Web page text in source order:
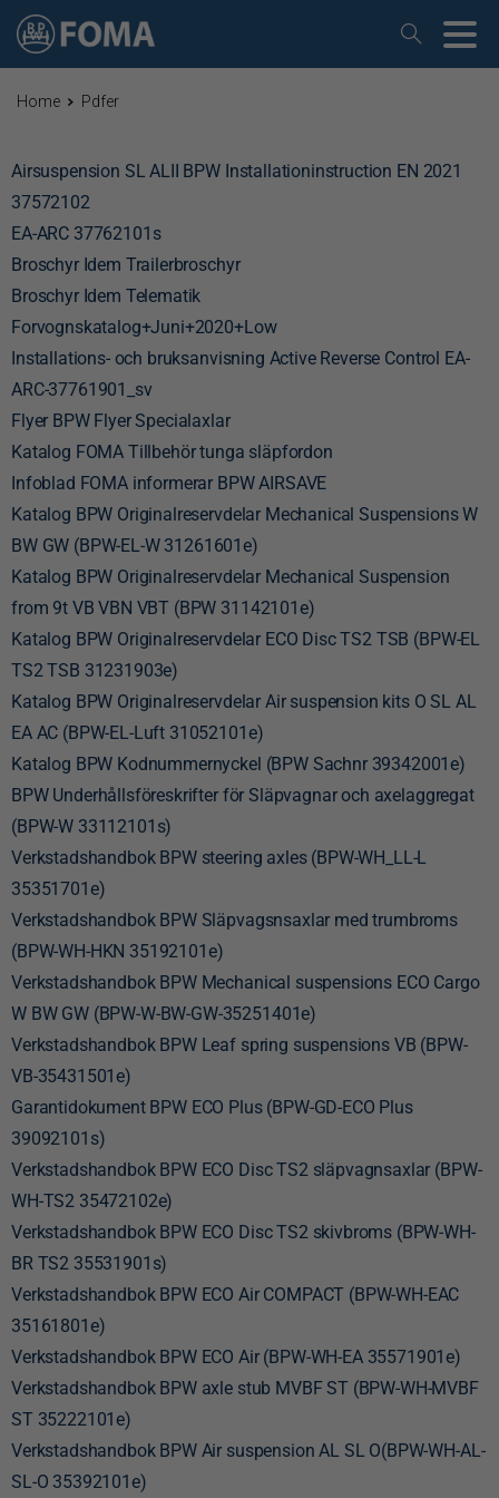
Home Pdfer
Airsuspension SL ALII BPW Installationinstruction EN 2021
37572102
EA-ARC 37762101s
Broschyr Idem Trailerbroschyr
Broschyr Idem Telematik
Forvognskatalog+Juni+2020+Low
Installations- och bruksanvisning Active Reverse Control EA-
ARC-37761901_sv
Flyer BPW Flyer Specialaxlar
Katalog FOMA Tillbehör tunga släpfordon
Infoblad FOMA informerar BPW AIRSAVE
Katalog BPW Originalreservdelar Mechanical Suspensions W
BW GW (BPW-EL-W 31261601e)
Katalog BPW Originalreservdelar Mechanical Suspension
from 9t VB VBN VBT (BPW 31142101e)
Katalog BPW Originalreservdelar ECO Disc TS2 TSB (BPW-EL
TS2 TSB 31231903e)
Katalog BPW Originalreservdelar Air suspension kits O SL AL
EA AC (BPW-EL-Luft 31052101e)
Katalog BPW Kodnummernyckel (BPW Sachnr 39342001e)
BPW Underhållsföreskrifter för Släpvagnar och axelaggregat
(BPW-W 33112101s)
Verkstadshandbok BPW steering axles (BPW-WH_LL-L
35351701e)
Verkstadshandbok BPW Släpvagsnsaxlar med trumbroms
(BPW-WH-HKN 35192101e)
Verkstadshandbok BPW Mechanical suspensions ECO Cargo
W BW GW (BPW-W-BW-GW-35251401e)
Verkstadshandbok BPW Leaf spring suspensions VB (BPW-
VB-35431501e)
Garantidokument BPW ECO Plus (BPW-GD-ECO Plus
39092101s)
Verkstadshandbok BPW ECO Disc TS2 släpvagnsaxlar (BPW-
WH-TS2 35472102e)
Verkstadshandbok BPW ECO Disc TS2 skivbroms (BPW-WH-
BR TS2 35531901s)
Verkstadshandbok BPW ECO Air COMPACT (BPW-WH-EAC
35161801e)
Verkstadshandbok BPW ECO Air (BPW-WH-EA 35571901e)
Verkstadshandbok BPW axle stub MVBF ST (BPW-WH-MVBF
ST 35222101e)
Verkstadshandbok BPW Air suspension AL SL O(BPW-WH-AL-
SL-O 35392101e)